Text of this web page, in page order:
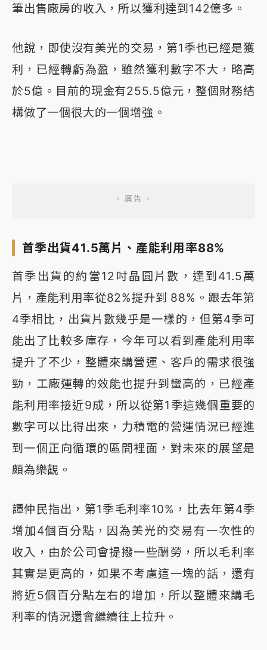
筆出售廠房的收入，所以獲利達到142億多。
他說，即使沒有美光的交易，第1季也已經是獲
利，已經轉虧為盈，雖然獲利數字不大，略高
於5億。目前的現金有255.5億元，整個財務結
構做了一個很大的一個增強。
首季出貨41.5萬片、產能利用率88%
首季出貨的約當12吋晶圓片數，達到41.5萬
片，產能利用率從82%提升到 88%。跟去年第
4季相比，出貨片數幾乎是一樣的，但第4季可
能出了比較多庫存，今年可以看到產能利用率
提升了不少，整體來講營運、客戶的需求很強
勁，工廠運轉的效能也提升到蠻高的，已經產
能利用率接近9成，所以從第1季這幾個重要的
數字可以比得出來，力積電的營運情況已經進
到一個正向循環的區間裡面，對未來的展望是
頗為樂觀。
譚仲民指出，第1季毛利率10%，比去年第4季
增加4個百分點，因為美光的交易有一次性的
收入，由於公司會提撥一些酬勞，所以毛利率
其實是更高的，如果不考慮這一塊的話，還有
將近5個百分點左右的增加，所以整體來講毛
利率的情況還會繼續往上拉升。